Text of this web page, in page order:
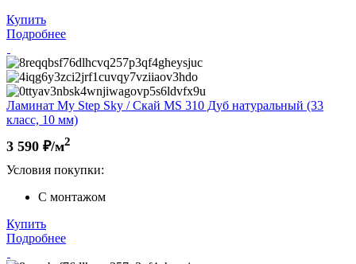
Купить
Подробнее
Ламинат My Step Sky / Скай MS 310 Дуб натуральный (33
класс, 10 мм)
3 590 ₽/м2
Условия покупки:
С монтажом
Купить
Подробнее